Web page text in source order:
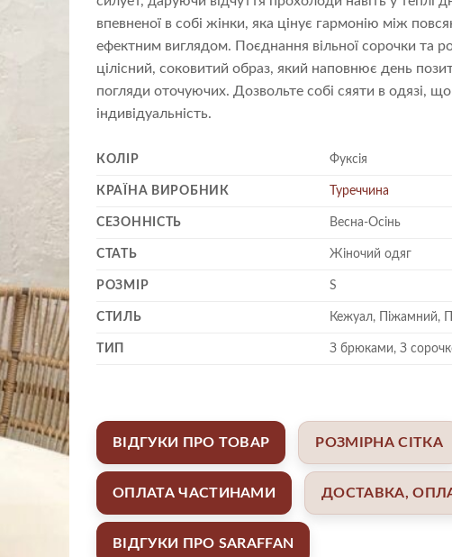
впевненої в собі жінки, яка цінує гармонію між
ефектним виглядом. Поєднання вільної сорочки та
цілісний, соковитий образ, який наповнює день
погляди оточуючих. Дозвольте собі сяяти в одязі,
індивідуальність.
КОЛІР Фуксія
КРАЇНА ВИРОБНИК Туреччина
СЕЗОННІСТЬ Весна-Осінь
СТАТЬ Жіночий одяг
РОЗМІР S
СТИЛЬ Кежуал, Піжамний,
ТИП З брюками, З
ВІДГУКИ ПРО ТОВАР РОЗМІРНА СІТКА
ОПЛАТА ЧАСТИНАМИ ДОСТАВКА,
ВІДГУКИ ПРО SARAFFAN